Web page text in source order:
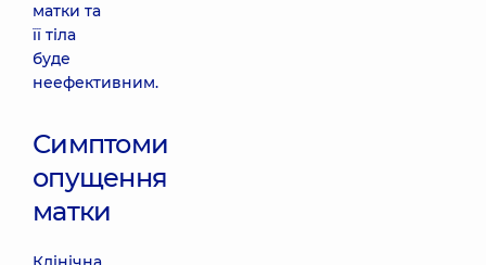
матки та
її тіла
буде
неефективним.
Симптоми
опущення
матки